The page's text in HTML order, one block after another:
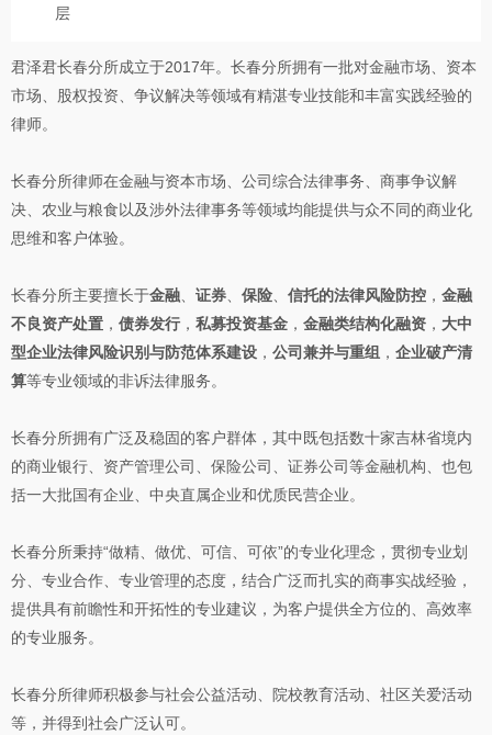
层
君泽君长春分所成立于2017年。长春分所拥有一批对金融市场、资本
市场、股权投资、争议解决等领域有精湛专业技能和丰富实践经验的
律师。
长春分所律师在金融与资本市场、公司综合法律事务、商事争议解
决、农业与粮食以及涉外法律事务等领域均能提供与众不同的商业化
思维和客户体验。
长春分所主要擅长于金融 证券 保险 信托的法律风险防控 ， 金融
不良资产处置 ， 债券发行 ， 私募投资基金 ， 金融类结构化融资 ， 大中
型企业法律风险识别与防范体系建设 ， 公司兼并与重组 ， 企业破产清
算等专业领域的非诉法律服务。
长春分所拥有广泛及稳固的客户群体，其中既包括数十家吉林省境内
的商业银行、资产管理公司、保险公司、证券公司等金融机构、也包
括一大批国有企业、中央直属企业和优质民营企业。
长春分所秉持“做精、做优、可信、可依”的专业化理念，贯彻专业划
分、专业合作、专业管理的态度，结合广泛而扎实的商事实战经验，
提供具有前瞻性和开拓性的专业建议，为客户提供全方位的、高效率
的专业服务。
长春分所律师积极参与社会公益活动、院校教育活动、社区关爱活动
等，并得到社会广泛认可。